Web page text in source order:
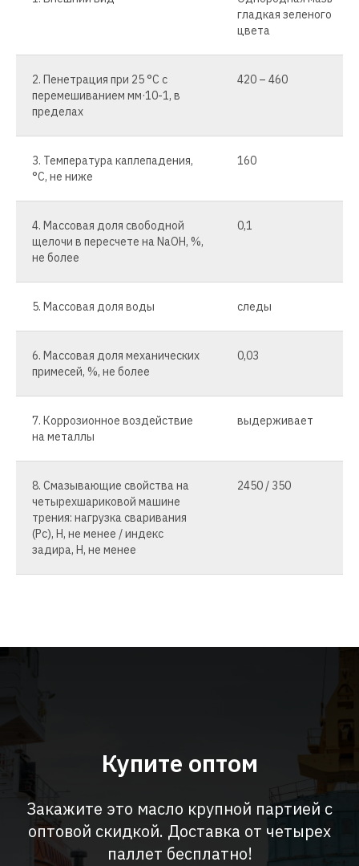
гладкая зеленого
цвета
2. Пенетрация при 25 °С с
перемешиванием мм·10-1, в
пределах
420 – 460
3. Температура каплепадения,
°С, не ниже
160
4. Массовая доля свободной
щелочи в пересчете на NaOH, %,
не более
0,1
5. Массовая доля воды следы
6. Массовая доля механических
примесей, %, не более
0,03
7. Коррозионное воздействие
на металлы
выдерживает
8. Смазывающие свойства на
четырехшариковой машине
трения: нагрузка сваривания
(Рс), Н, не менее / индекс
задира, Н, не менее
2450 / 350
Купите оптом
Закажите это масло крупной партией с
оптовой скидкой. Доставка от четырех
паллет бесплатно!